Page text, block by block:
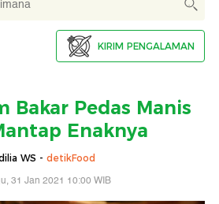
KIRIM PENGALAMAN
Bakar Pedas Manis
Enaknya
WS - detikFood
31 Jan 2021 10:00 WIB